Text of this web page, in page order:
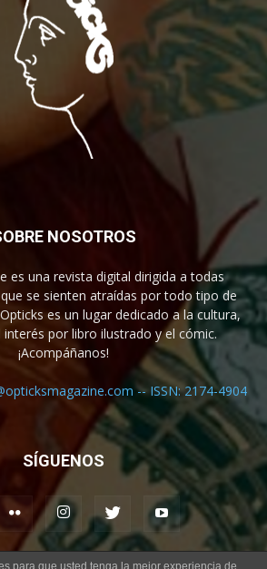
NOSOTROS
es una revista digital dirigida a todas
se sienten atraídas por todo tipo de
es un lugar dedicado a la cultura,
interés por libro ilustrado y el cómic.
¡Acompáñanos!
-- ISSN: 2174-4904
SÍGUENOS
para que usted tenga la mejor experiencia de